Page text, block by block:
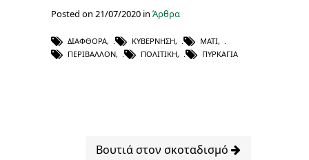
Posted on 21/07/2020 in Άρθρα
ΔΙΑΦΘΟΡΆ, ΚΥΒΈΡΝΗΣΗ, ΜΆΤΙ,
ΠΕΡΙΒΆΛΛΟΝ, ΠΟΛΙΤΙΚΉ, ΠΥΡΚΑΓΙΆ
Βουτιά στον σκοταδισμό